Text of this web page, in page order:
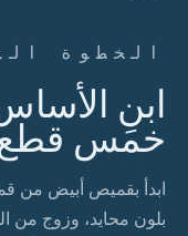
الخطوة
ابنِ
خمس
ابدأ بقميص أبيض من
بلون محايد، وزوج من